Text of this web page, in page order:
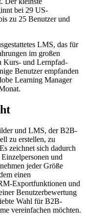
bei 29 US-
zu 25 Benutzer und
LMS, das für
im großen
Kurs- und Lernpfad-
Benutzer empfanden
Learning Manager
und LMS, der B2B-
zu erstellen, zu
zeichnet sich dadurch
und
jeder Größe
einen
Exportfunktionen und
Benutzerbewertung
Wahl für B2B-
vereinfachen möchten.